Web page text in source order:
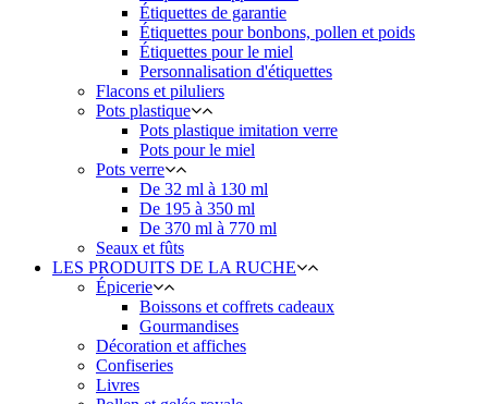
Étiquettes de garantie
Étiquettes pour bonbons, pollen et poids
Étiquettes pour le miel
Personnalisation d'étiquettes
Flacons et piluliers
Pots plastique
Pots plastique imitation verre
Pots pour le miel
Pots verre
De 32 ml à 130 ml
De 195 à 350 ml
De 370 ml à 770 ml
Seaux et fûts
LES PRODUITS DE LA RUCHE
Épicerie
Boissons et coffrets cadeaux
Gourmandises
Décoration et affiches
Confiseries
Livres